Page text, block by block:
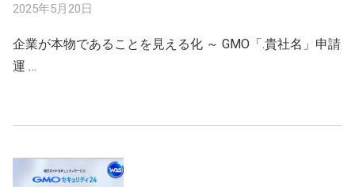
2025年5月20日
企業が本物であることを見える化 ～ GMO「.貴社名」申請
運 …